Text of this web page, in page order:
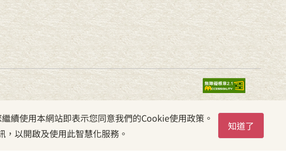
續使用本網站即表示您同意我們的Cookie使用政策。
以開啟及使用此智慧化服務。
知道了